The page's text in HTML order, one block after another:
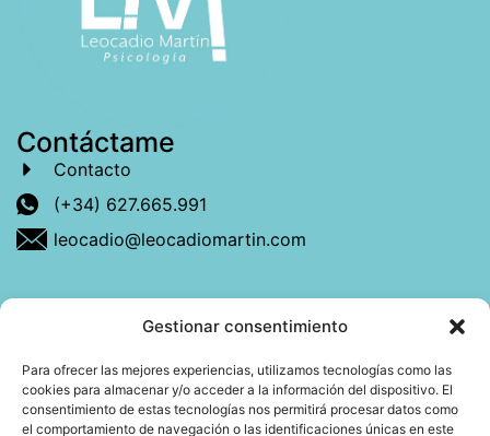
Gestionar consentimiento
Para ofrecer las mejores experiencias, utilizamos tecnologías como las
cookies para almacenar y/o acceder a la información del dispositivo. El
consentimiento de estas tecnologías nos permitirá procesar datos como
el comportamiento de navegación o las identificaciones únicas en este
Contáctame
Contacto
(+34) 627.665.991
leocadio@leocadiomartin.com
Descubre más sobre mí
Mi libro: La felicidad: qué ayuda y qué no.